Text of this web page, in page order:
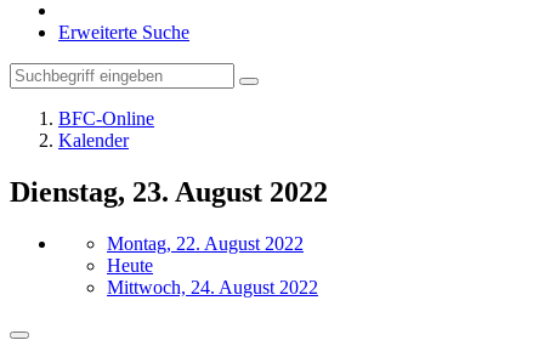
Erweiterte Suche
BFC-Online
Kalender
Dienstag, 23. August 2022
Montag, 22. August 2022
Heute
Mittwoch, 24. August 2022